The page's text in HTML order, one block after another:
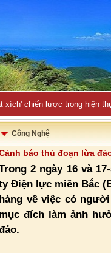
xích' chiến lược trong hiện
Công Nghệ
báo thủ đoạn lừa
2 ngày 16 và
Điện lực miền Bắc
hàng về việc có
mục đích làm ảnh